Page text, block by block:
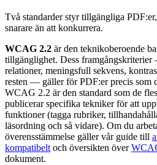
Två standarder styr tillgängliga
snarare än att konkurrera.
WCAG 2.2 är den teknikoberoende
tillgänglighet. Dess
relationer, meningsfull sekvens,
resten — gäller för PDF:er precis som
WCAG 2.2 är den standard som de
publicerar specifika tekniker för att
funktioner (tagga rubriker,
läsordning och så vidare). Om du
överensstämmelse gäller vår guide till
kompatibelt och översikten över
dokument.